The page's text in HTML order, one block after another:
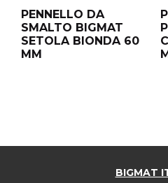
PENNELLO DA
SMALTO BIGMAT
SETOLA BIONDA 60
MM
BIGMAT